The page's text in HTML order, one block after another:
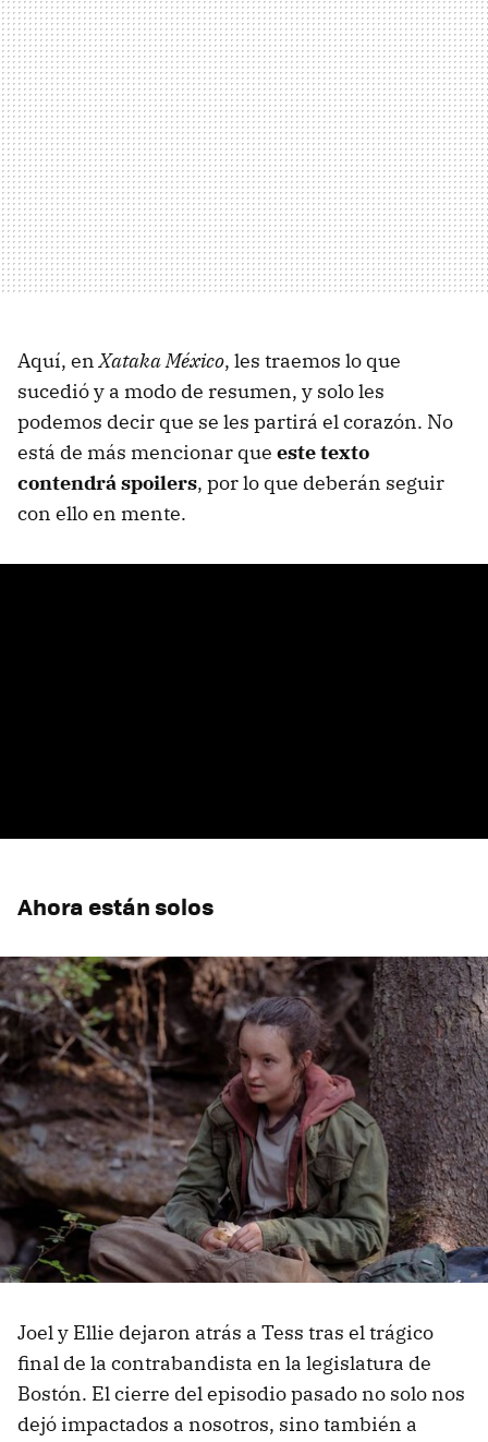
Aquí, enXataka México, les traemos lo que
sucedió y a modo de resumen, y solo les
podemos decir que se les partirá el corazón. No
está de más mencionar que este texto
contendrá spoilers, por lo que deberán seguir
con ello en mente.
Ahora están solos
Joel y Ellie dejaron atrás a Tess tras el trágico
final de la contrabandista en la legislatura de
Bostón. El cierre del episodio pasado no solo nos
dejó impactados a nosotros, sino también a